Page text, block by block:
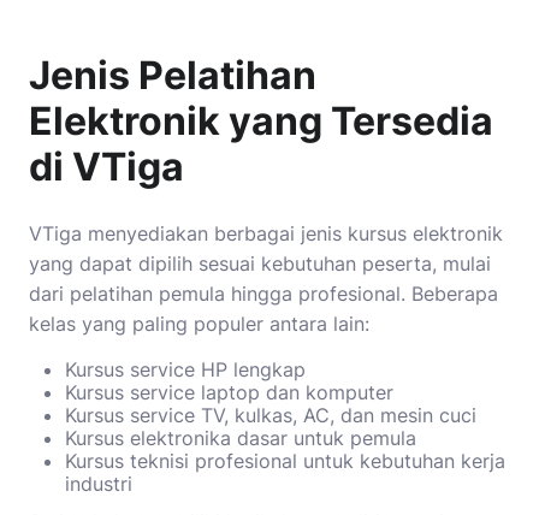
Jenis Pelatihan
Elektronik yang Tersedia
di VTiga
VTiga menyediakan berbagai jenis kursus elektronik
yang dapat dipilih sesuai kebutuhan peserta, mulai
dari pelatihan pemula hingga profesional. Beberapa
kelas yang paling populer antara lain:
Kursus service HP lengkap
Kursus service laptop dan komputer
Kursus service TV, kulkas, AC, dan mesin cuci
Kursus elektronika dasar untuk pemula
Kursus teknisi profesional untuk kebutuhan kerja
industri